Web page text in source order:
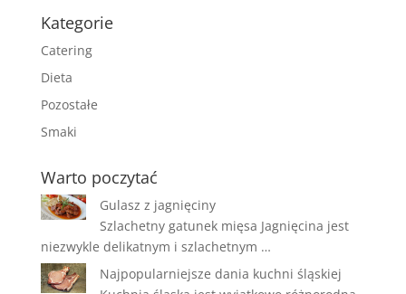
Kategorie
Catering
Dieta
Pozostałe
Smaki
Warto poczytać
Gulasz z jagnięciny
Szlachetny gatunek mięsa Jagnięcina jest
niezwykle delikatnym i szlachetnym …
Najpopularniejsze dania kuchni śląskiej